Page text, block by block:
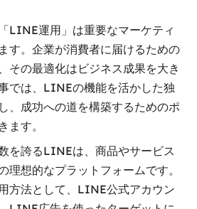
LINE運用」は重要なマーケティ
す。企業が消費者に届けるための
その最適化はビジネス成果を大き
では、LINEの機能を活かした独
、成功への道を構築するためのポ
ます。
を誇るLINEは、商品やサービス
理想的なプラットフォームです。
方法として、LINE公式アカウン